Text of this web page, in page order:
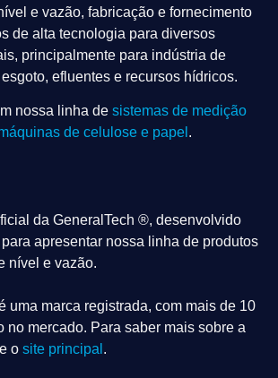
e vazão, fabricação e fornecimento
de alta tecnologia para diversos
principalmente para indústria de
efluentes e recursos hídricos.
nossa linha de sistemas de medição
de celulose e papel .
da GeneralTech ®, desenvolvido
apresentar nossa linha de produtos
nível e vazão.
uma marca registrada, com mais de 10
no mercado. Para saber mais sobre a
o site principal .